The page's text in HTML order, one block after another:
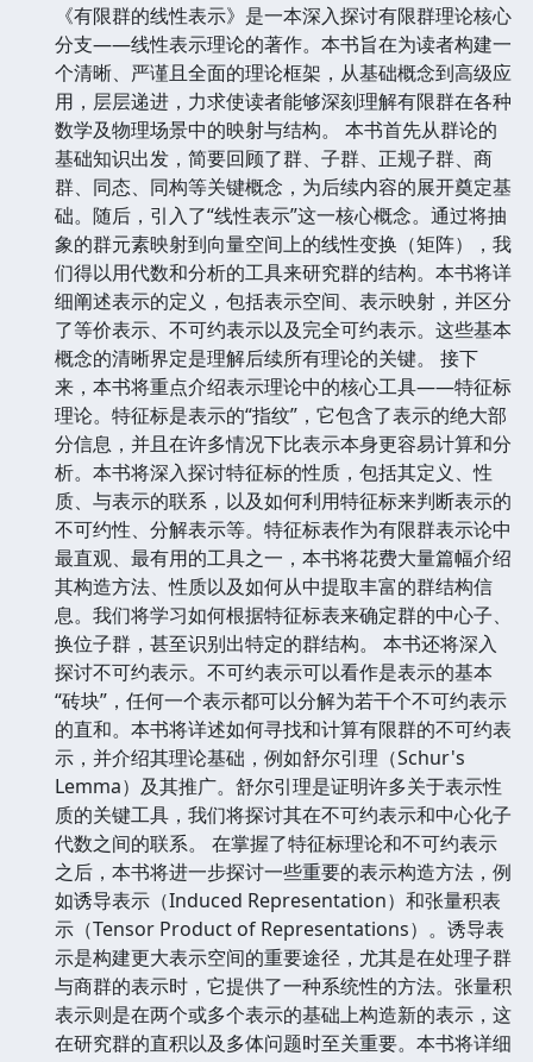
《有限群的线性表示》是一本深入探讨有限群理论核心
分支——线性表示理论的著作。本书旨在为读者构建一
个清晰、严谨且全面的理论框架，从基础概念到高级应
用，层层递进，力求使读者能够深刻理解有限群在各种
数学及物理场景中的映射与结构。 本书首先从群论的
基础知识出发，简要回顾了群、子群、正规子群、商
群、同态、同构等关键概念，为后续内容的展开奠定基
础。随后，引入了“线性表示”这一核心概念。通过将抽
象的群元素映射到向量空间上的线性变换（矩阵），我
们得以用代数和分析的工具来研究群的结构。本书将详
细阐述表示的定义，包括表示空间、表示映射，并区分
了等价表示、不可约表示以及完全可约表示。这些基本
概念的清晰界定是理解后续所有理论的关键。 接下
来，本书将重点介绍表示理论中的核心工具——特征标
理论。特征标是表示的“指纹”，它包含了表示的绝大部
分信息，并且在许多情况下比表示本身更容易计算和分
析。本书将深入探讨特征标的性质，包括其定义、性
质、与表示的联系，以及如何利用特征标来判断表示的
不可约性、分解表示等。特征标表作为有限群表示论中
最直观、最有用的工具之一，本书将花费大量篇幅介绍
其构造方法、性质以及如何从中提取丰富的群结构信
息。我们将学习如何根据特征标表来确定群的中心子、
换位子群，甚至识别出特定的群结构。 本书还将深入
探讨不可约表示。不可约表示可以看作是表示的基本
“砖块”，任何一个表示都可以分解为若干个不可约表示
的直和。本书将详述如何寻找和计算有限群的不可约表
示，并介绍其理论基础，例如舒尔引理（Schur's
Lemma）及其推广。舒尔引理是证明许多关于表示性
质的关键工具，我们将探讨其在不可约表示和中心化子
代数之间的联系。 在掌握了特征标理论和不可约表示
之后，本书将进一步探讨一些重要的表示构造方法，例
如诱导表示（Induced Representation）和张量积表
示（Tensor Product of Representations）。诱导表
示是构建更大表示空间的重要途径，尤其是在处理子群
与商群的表示时，它提供了一种系统性的方法。张量积
表示则是在两个或多个表示的基础上构造新的表示，这
在研究群的直积以及多体问题时至关重要。本书将详细